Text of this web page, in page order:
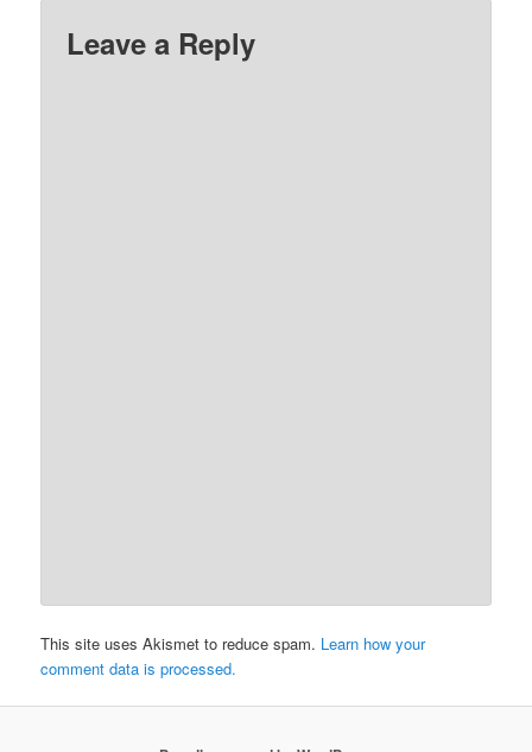
Leave a Reply
This site uses Akismet to reduce spam. Learn how your
comment data is processed.